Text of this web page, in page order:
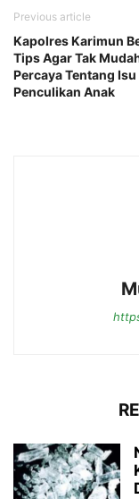
Previous article
Kapolres Karimun
Tips Agar Tak
Percaya Tentang Isu
Penculikan Anak